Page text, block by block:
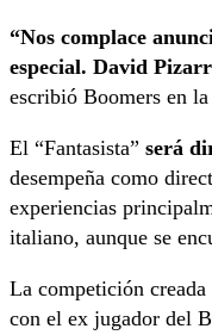
“Nos complace
especial. David
escribió Boomers en
El “Fantasista” será
desempeña como
experiencias
italiano, aunque se
La competición
con el ex jugador del